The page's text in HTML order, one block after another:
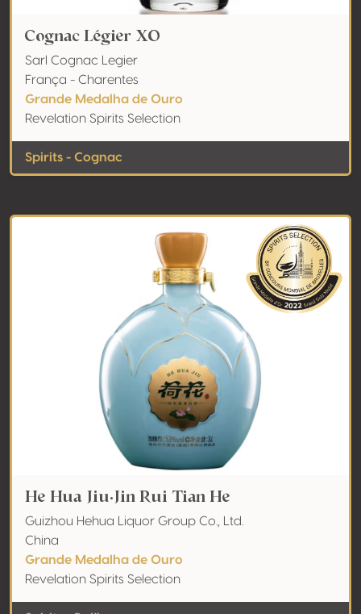
Cognac Légier XO
Sarl Cognac Legier
França - Charentes
Grande Medalha de Ouro
Revelation Spirits Selection
Spirits - Cognac
He Hua Jiu·Jin Rui Tian He
Guizhou Hehua Liquor Group Co., Ltd.
China
Grande Medalha de Ouro
Revelation Spirits Selection